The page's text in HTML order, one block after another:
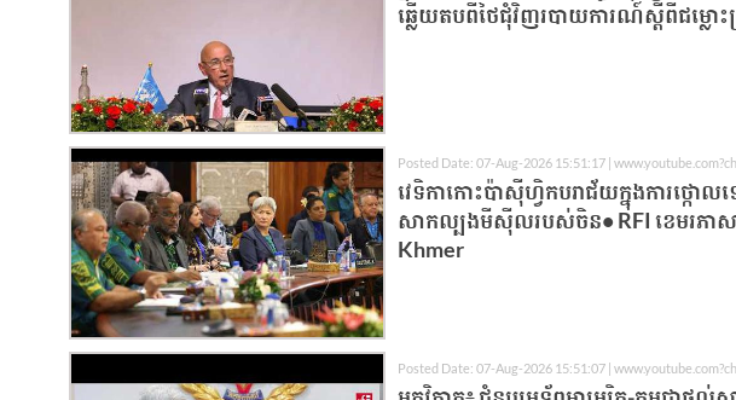
ឆ្លើយតបពីថៃជុំវិញរបាយការណ៍ស្តីពីជម្លោះ
Posted Date: 07-Aug-2026 15:51:17 |
វេទិកាកោះប៉ាស៊ីហ្វិកបរាជ័យក្នុងការថ្កោ
សាកល្បងមីស៊ីលរបស់ចិន• RFI ខេមរភាស
Khmer
Posted Date: 07-Aug-2026 15:51:07 |